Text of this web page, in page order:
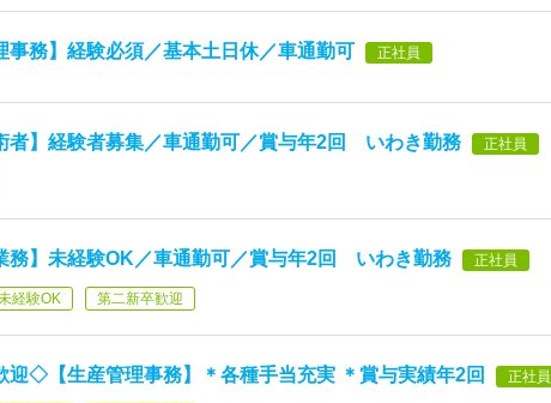
事務】経験必須／基本土日休／車通勤可 正社員
者】経験者募集／車通勤可／賞与年2回 いわき勤務 正社員
務】未経験OK／車通勤可／賞与年2回 いわき勤務 正社員
経験OK 第二新卒歓迎
◇【生産管理事務】＊各種手当充実 ＊賞与実績年2回 正社員